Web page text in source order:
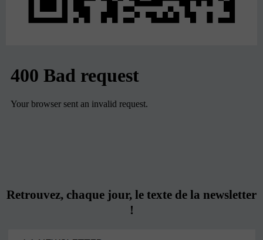
Retrouvez, chaque jour, le texte de la newsletter
!